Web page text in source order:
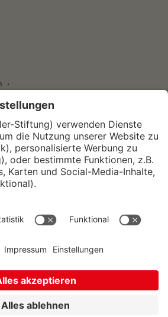
und Sozialwissenschaftliches Institut
Makroökonomie und